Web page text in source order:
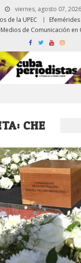
viernes, agosto 07, 2026
de la UPEC
Medios de Comunicación en
CHE